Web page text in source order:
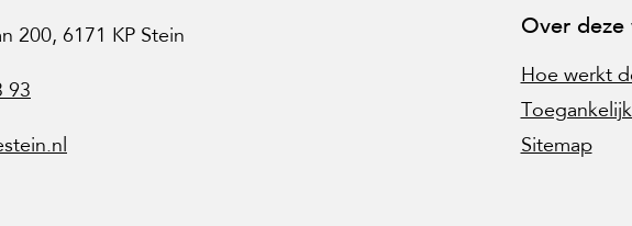
200, 6171 KP Stein
93
Over deze
Hoe werkt
Sitemap